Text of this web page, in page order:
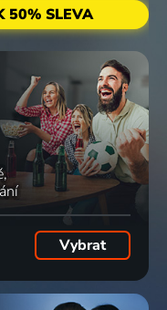
50% SLEVA
Vybrat